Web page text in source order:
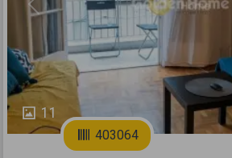
11
Previous
403064